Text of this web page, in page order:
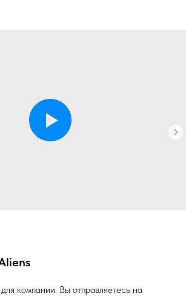
компании. Вы отправляетесь на